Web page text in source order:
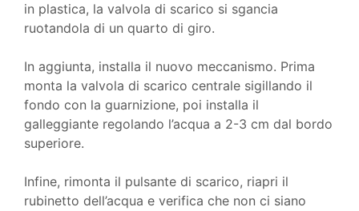
in plastica, la valvola di scarico si sgancia
ruotandola di un quarto di giro.
In aggiunta, installa il nuovo meccanismo. Prima
monta la valvola di scarico centrale sigillando il
fondo con la guarnizione, poi installa il
galleggiante regolando l’acqua a 2-3 cm dal bordo
superiore.
Infine, rimonta il pulsante di scarico, riapri il
rubinetto dell’acqua e verifica che non ci siano